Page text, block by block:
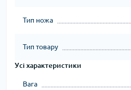
Тип ножа
Тип товару
Усі характеристики
Вага